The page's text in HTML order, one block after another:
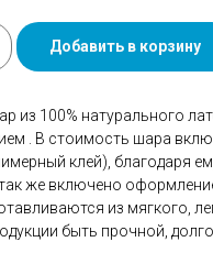
Добавить в корзину
из 100% натурального
. В стоимость шара
клей), благодаря
же включено
из мягкого,
быть прочной,